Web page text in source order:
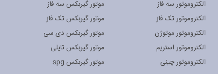
الکتروموتور سه فاز
الکتروموتور تک فاز
الکتروموتور موتوژن
الکتروموتور استریم
الکتروموتور چینی
موتور گیربکس سه فاز
موتور گیربکس تک فاز
موتور گیربکس دی سی
موتور گیربکس تایلی
موتور گیربکس spg